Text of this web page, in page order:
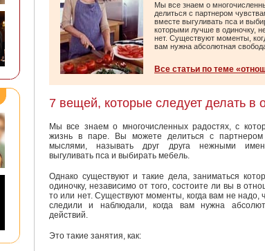
Мы все знаем о
делиться с партнером
вместе выгуливать пса и
которыми лучше в одиночку,
нет. Существуют моменты,
вам нужна абсолютная
Все статьи по теме
7 вещей, которые следует делать в
Мы все знаем о многочисленных радостях, с
жизнь в паре. Вы можете делиться с партнером
мыслями, называть друг друга нежными
выгуливать пса и выбирать мебель.
Однако существуют и такие дела, заниматься
одиночку, независимо от того, состоите ли вы в
то или нет. Существуют моменты, когда вам не надо,
следили и наблюдали, когда вам нужна
действий.
Это такие занятия, как: